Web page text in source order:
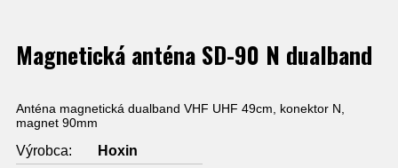
Magnetická anténa SD-90 N dualband
Anténa magnetická dualband VHF UHF 49cm, konektor N,
magnet 90mm
Výrobca:
Hoxin